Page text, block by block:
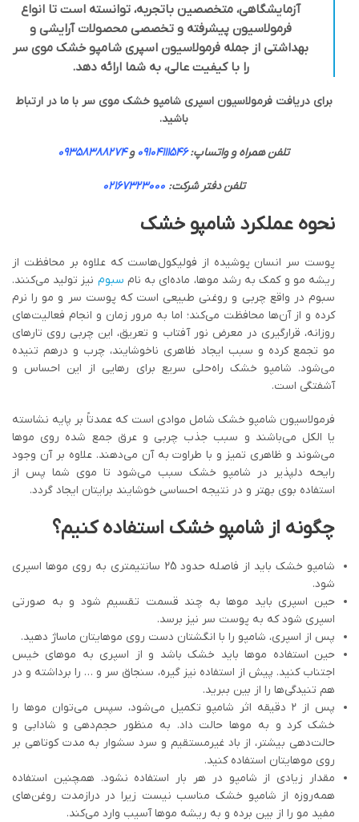
آزمایشگاهی، متخصصین باتجربه، توانسته است تا انواع
فرمولاسیون پیشرفته و تخصصی محصولات آرایشی و
بهداشتی از جمله فرمولاسیون اسپری شامپو خشک موی سر
را با کیفیت عالی، به شما ارائه دهد.
برای دریافت فرمولاسیون اسپری شامپو خشک موی سر با ما در ارتباط
باشید.
تلفن همراه و واتساپ:09104111546 و09358388274
تلفن دفتر شرکت: 02167323000
نحوه عملکرد شامپو خشک
پوست سر انسان پوشیده از فولیکول‌هاست که علاوه بر محافظت از
ریشه مو و کمک به رشد موها، ماده‌ای به نام سبوم نیز تولید می‌کنند.
سبوم در واقع چربی و روغنی طبیعی است که پوست سر و مو را نرم
کرده و از آن‌ها محافظت می‌کند؛ اما به مرور زمان و انجام فعالیت‌های
روزانه، قرار‌گیری در معرض نور آفتاب و تعریق، این چربی روی تارهای
مو تجمع کرده و سبب ایجاد ظاهری ناخوشایند، چرب و درهم تنیده
می‌شود. شامپو خشک راه‌حلی سریع برای رهایی از این احساس و
آشفتگی است.
فرمولاسیون شامپو خشک شامل موادی است که عمدتاً بر پایه نشاسته
یا الکل می‌باشند و سبب جذب چربی و عرق جمع شده روی موها
می‌شوند و ظاهری تمیز و با طراوت به آن می‌دهند. علاوه بر آن وجود
رایحه دلپذیر در شامپو خشک سبب می‌شود تا موی شما پس از
استفاده بوی بهتر و در نتیجه احساسی خوشایند برایتان ایجاد گردد.
چگونه از شامپو خشک استفاده کنیم؟
شامپو خشک باید از فاصله حدود 25 سانتیمتری به روی موها اسپری
شود.
حین اسپری باید موها به چند قسمت تقسیم شود و به صورتی
اسپری شود که به پوست سر نیز برسد.
پس از اسپری، شامپو را با انگشتان دست روی موهایتان ماساژ دهید.
حین استفاده موها باید خشک باشد و از اسپری به موهای خیس
اجتناب کنید. پیش از استفاده نیز گیره، سنجاق سر و … را برداشته و در
هم تنیدگی‌ها را از بین ببرید.
پس از ۲ دقیقه اثر شامپو تکمیل می‌‌شود، سپس می‌‌توان موها را
خشک کرد و به موها حالت داد. به منظور حجم‌دهی و شادابی و
حالت‌دهی بیشتر، از باد غیرمستقیم و سرد سشوار به مدت کوتاهی بر
روی موهایتان استفاده کنید.
مقدار زیادی از شامپو در هر بار استفاده نشود. همچنین استفاده
همه‌روزه از شامپو خشک مناسب نیست زیرا در درازمدت روغن‌های
مفید مو را از بین برده و به ریشه مو‌ها آسیب وارد می‌کند.